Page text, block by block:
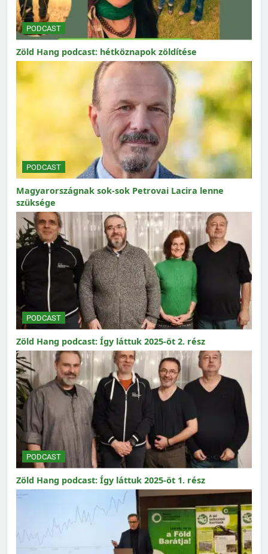
PODCAST
Zöld Hang podcast: hétköznapok zöldítése
PODCAST
Magyarországnak sok-sok Petrovai Lacira lenne
szüksége
PODCAST
Zöld Hang podcast: Így láttuk 2025-öt 2. rész
PODCAST
Zöld Hang podcast: Így láttuk 2025-öt 1. rész